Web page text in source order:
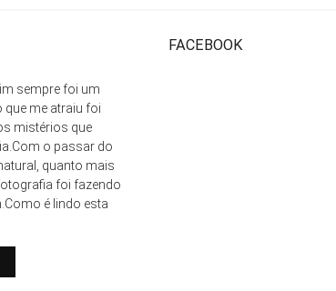
sempre foi um
que me atraiu foi
mistérios que
o passar do
quanto mais
foi fazendo
é lindo esta
FACEBOOK